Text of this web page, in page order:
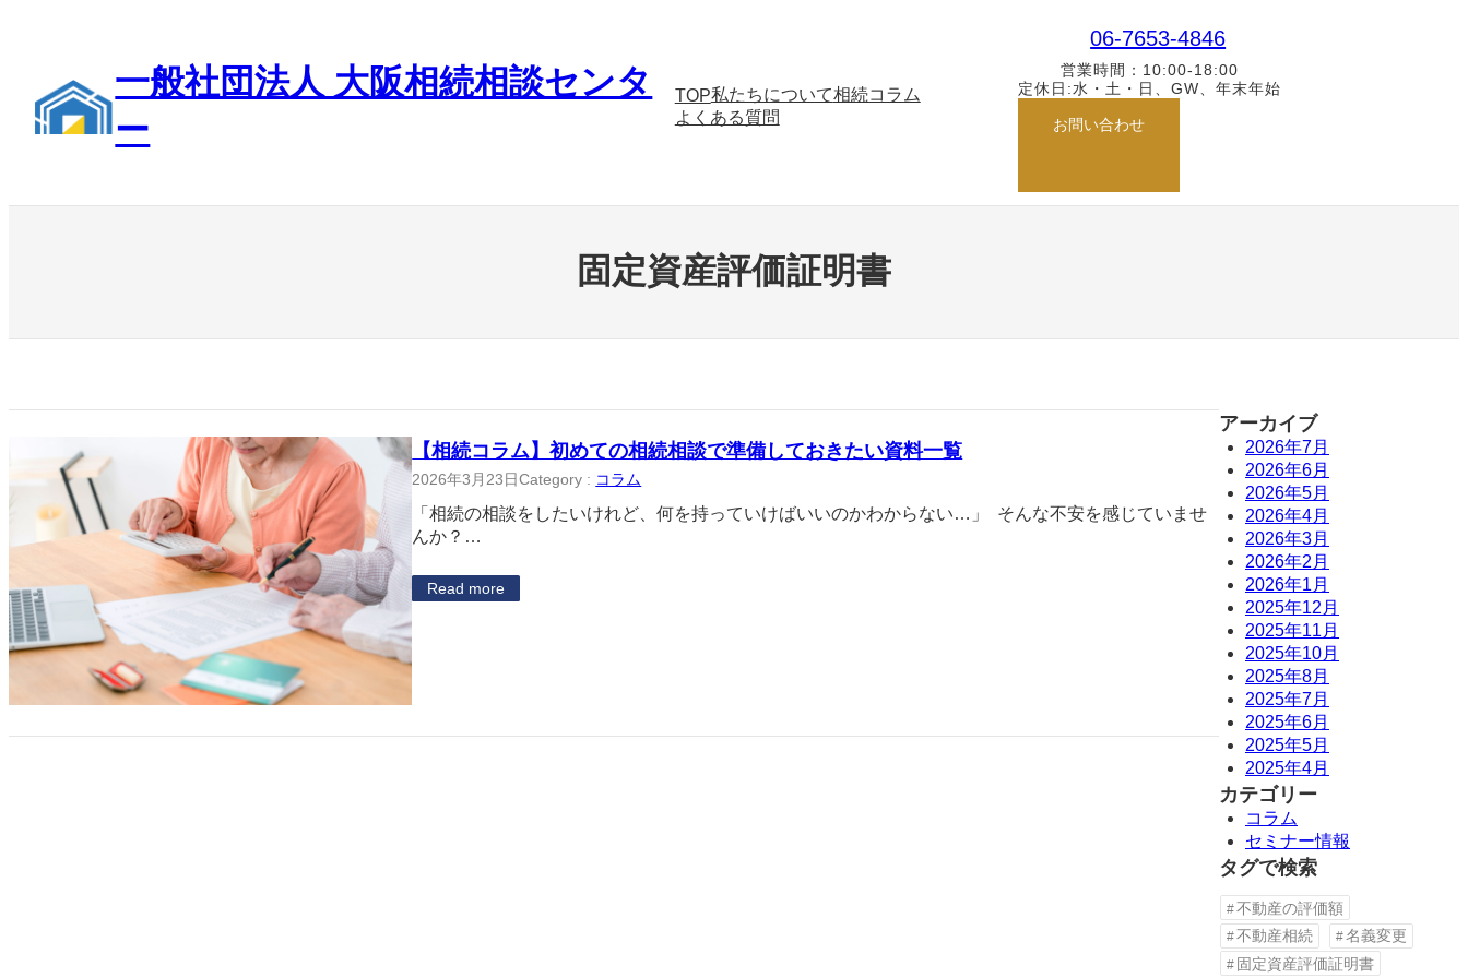
一般社団法人 大阪相続相談センタ
ー
TOP私たちについて相続コラム
よくある質問
06-7653-4846
営業時間：10:00-18:00
定休日:水・土・日、GW、年末年始
お問い合わせ
固定資産評価証明書
【相続コラム】初めての相続相談で準備しておきたい資料一覧
2026年3月23日Category : コラム
「相続の相談をしたいけれど、何を持っていけばいいのかわからない…」 そんな不安を感じていませ
んか？…
Read more
アーカイブ
2026年7月
2026年6月
2026年5月
2026年4月
2026年3月
2026年2月
2026年1月
2025年12月
2025年11月
2025年10月
2025年8月
2025年7月
2025年6月
2025年5月
2025年4月
カテゴリー
コラム
セミナー情報
タグで検索
不動産の評価額
不動産相続
名義変更
固定資産評価証明書